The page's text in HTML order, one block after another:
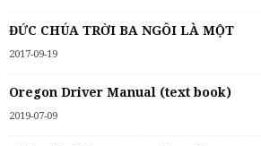
ĐỨC CHÚA TRỜI BA NGÔI LÀ MỘT
2017-09-19
Oregon Driver Manual (text book)
2019-07-09